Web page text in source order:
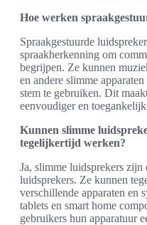
Hoe werken
Spraakgestuurde
spraakherkenning om
begrijpen. Ze kunnen
en andere slimme
stem te gebruiken. Dit
eenvoudiger en
Kunnen slimme
tegelijkertijd werken?
Ja, slimme luidsprekers
luidsprekers. Ze kunnen
verschillende apparaten en
tablets en smart home
gebruikers hun apparatuur